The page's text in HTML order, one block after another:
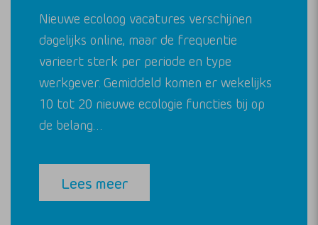
Nieuwe ecoloog vacatures verschijnen
dagelijks online, maar de frequentie
varieert sterk per periode en type
werkgever. Gemiddeld komen er wekelijks
10 tot 20 nieuwe ecologie functies bij op
de belang…
Lees meer